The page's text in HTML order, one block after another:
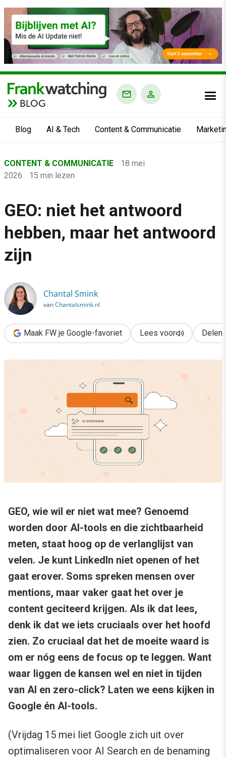
BLOG
Blog AI & Tech Content & Communicatie
›
Content & Communicatie
›
GEO: niet het antwoord hebben, maar het antwoord zijn
CONTENT & COMMUNICATIE
18 mei
2026
15 min lezen
GEO: niet het antwoord
hebben, maar het antwoord
zijn
Chantal Smink
vanChantalsmink.nl
Maak FW je Google-favoriet Lees voor Delen
GEO, wie wil er niet wat mee? Genoemd
worden door AI-tools en die zichtbaarheid
meten, staat hoog op de verlanglijst van
velen. Je kunt LinkedIn niet openen of het
gaat erover. Soms spreken mensen over
mentions, maar vaker gaat het over je
content geciteerd krijgen. Als ik dat lees,
denk ik dat we iets cruciaals over het hoofd
zien. Zo cruciaal dat het de moeite waard is
om er nóg eens de focus op te leggen. Want
waar liggen de kansen wel en niet in tijden
van AI en zero-click? Laten we eens kijken in
Google én AI-tools.
(Vrijdag 15 mei liet Google zich uit over
optimaliseren voor AI Search en de benaming